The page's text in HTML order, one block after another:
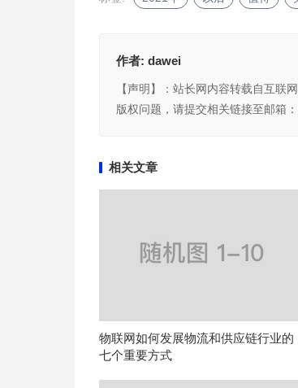
作者: dawei
【声明】：站长网内容转载自互联
版权问题，请提交相关链接至邮箱
相关文章
物联网如何发展物流和供应链行业的
七个重要方式